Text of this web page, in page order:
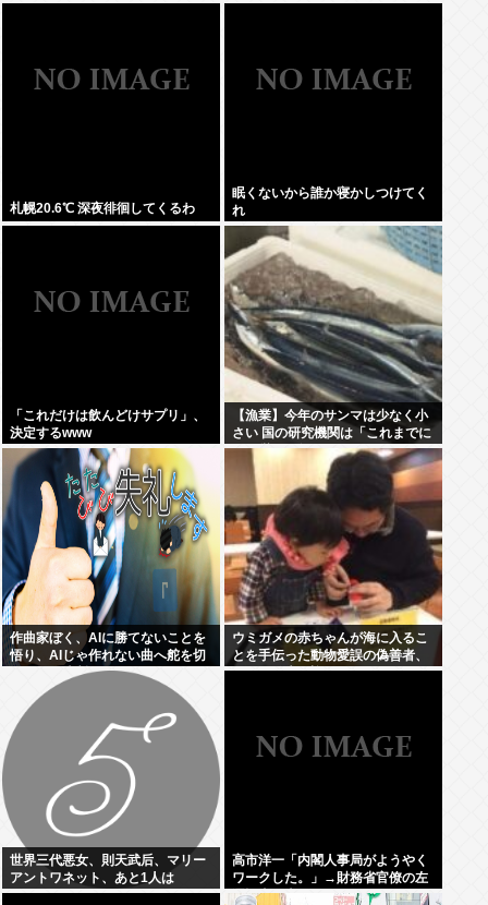
核三原則を堅持しており、唯一の
満)」と性行為をする方法ってある
札幌20.6℃ 深夜徘徊してくるわ
眠くないから誰か寝かしつけてく
れ
「これだけは飲んどけサプリ」、
決定するwww
【漁業】今年のサンマは少なく小
さい 国の研究機関は「これまでに
なく厳しい年になる」
作曲家ぼく、AIに勝てないことを
悟り、AIじゃ作れない曲へ舵を切
ることを決断
ウミガメの赤ちゃんが海に入るこ
とを手伝った動物愛誤の偽善者、
最悪の結末を迎える
世界三代悪女、則天武后、マリー
アントワネット、あと1人は
高市洋一「内閣人事局がようやく
ワークした。」→財務省官僚の左
遷記事を喜んでポスト